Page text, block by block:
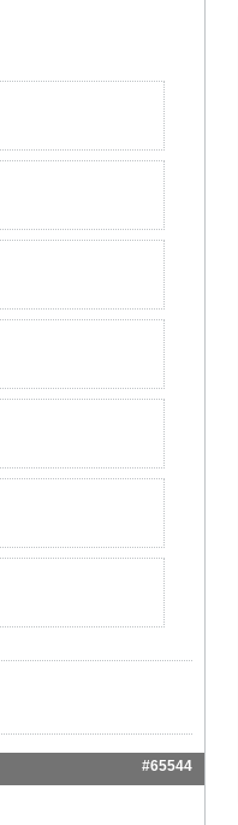
#65544